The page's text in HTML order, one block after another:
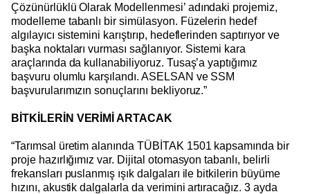
Çözünürlüklü Olarak Modellenmesi’ adındaki projemiz,
modelleme tabanlı bir simülasyon. Füzelerin hedef
algılayıcı sistemini karıştırıp, hedeflerinden saptırıyor ve
başka noktaları vurması sağlanıyor. Sistemi kara
araçlarında da kullanabiliyoruz. Tusaş’a yaptığımız
başvuru olumlu karşılandı. ASELSAN ve SSM
başvurularımızın sonuçlarını bekliyoruz.”
BİTKİLERİN VERİMİ ARTACAK
“Tarımsal üretim alanında TÜBİTAK 1501 kapsamında bir
proje hazırlığımız var. Dijital otomasyon tabanlı, belirli
frekansları puslanmış ışık dalgaları ile bitkilerin büyüme
hızını, akustik dalgalarla da verimini artıracağız. 3 ayda